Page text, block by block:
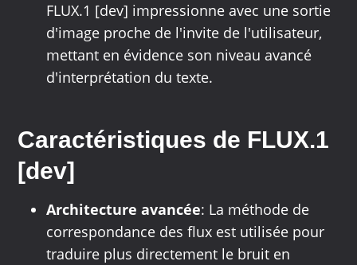
FLUX.1 [dev] impressionne avec une sortie
d'image proche de l'invite de l'utilisateur,
mettant en évidence son niveau avancé
d'interprétation du texte.
Caractéristiques de FLUX.1
[dev]
Architecture avancée: La méthode de
correspondance des flux est utilisée pour
traduire plus directement le bruit en